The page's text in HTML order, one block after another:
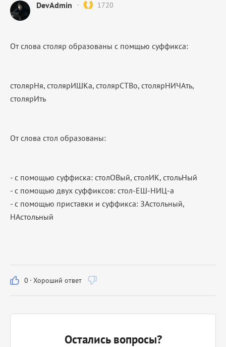
DevAdmin 1720
От слова столяр образованы с помщью суффикса:
столярНя, столярИШКа, столярСТВо, столярНИЧАть,
столярИть
От слова стол образованы:
- с помощью суффиска: столОВый, столИК, стольНый
- с помощью двух суффиксов: стол-ЕШ-НИЦ-а
- с помощью приставки и суффикса: ЗАстольный,
НАстольный
0 · Хороший ответ
Остались вопросы?